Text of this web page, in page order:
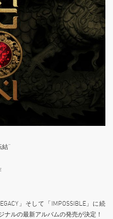
”
」そして「IMPOSSIBLE」に続
ナルの最新アルバムの発売が決定！